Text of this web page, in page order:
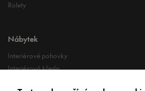
Rolety
Nábytek
Interiérové pohovky
Interiérová křesla